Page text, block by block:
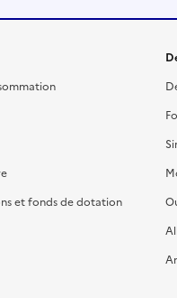
et fonds de dotation